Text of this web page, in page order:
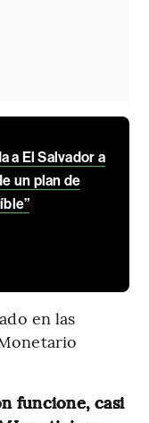
a El Salvador a
un plan de
en las
funcione, casi